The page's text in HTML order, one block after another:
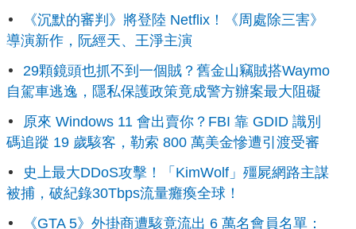
《沉默的審判》將登陸 Netflix！《周處除三害》
導演新作，阮經天、王淨主演
29顆鏡頭也抓不到一個賊？舊金山竊賊搭Waymo
自駕車逃逸，隱私保護政策竟成警方辦案最大阻礙
原來 Windows 11 會出賣你？FBI 靠 GDID 識別
碼追蹤 19 歲駭客，勒索 800 萬美金慘遭引渡受審
史上最大DDoS攻擊！「KimWolf」殭屍網路主謀
被捕，破紀錄30Tbps流量癱瘓全球！
《GTA 5》外掛商遭駭竟流出 6 萬名會員名單：